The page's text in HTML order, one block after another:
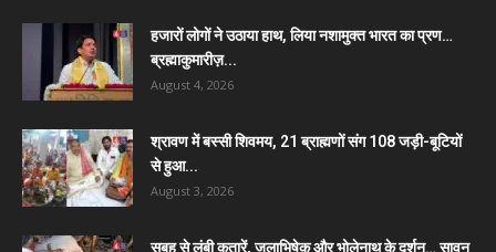
हजारों लोगों ने उठाया हाथ, लिया नशामुक्त भारत का प्रण…
ब्रह्माकुमारीज़...
August 4, 2026
श्रावण में बस्सी शिवमय, 21 ब्राह्मणों संग 108 जड़ी-बूटियों
से हुआ...
August 3, 2026
सुबह से लंबी कतारें, जलाभिषेक और भोलेनाथ के दर्शन… सावन